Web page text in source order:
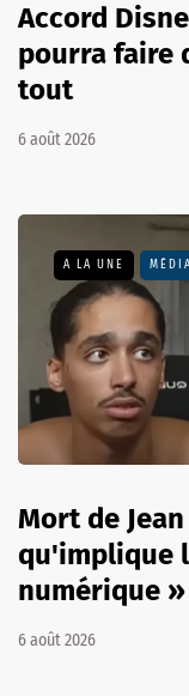
Accord
pourra faire
tout
6 août 2026
A LA UNE
Mort de
qu'implique
numérique
6 août 2026